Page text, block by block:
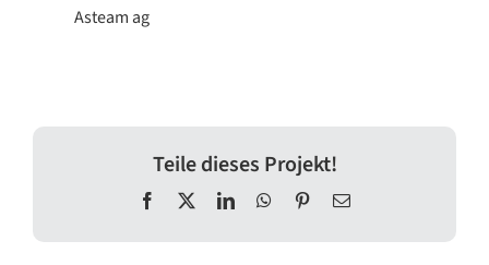
Asteam ag
Teile dieses Projekt!
Facebook LinkedInWhatsApp
Pinterest
E-